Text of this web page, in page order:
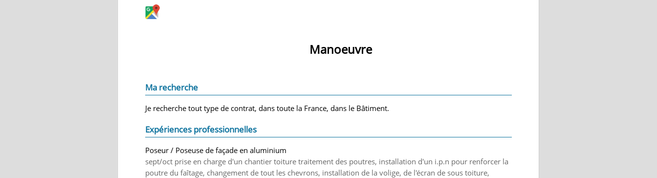
Manoeuvre
Ma recherche
Je recherche tout type de contrat, dans toute la France, dans le Bâtiment.
Expériences professionnelles
Poseur / Poseuse de façade en aluminium
sept/oct prise en charge d'un chantier toiture traitement des poutres, installation d'un i.p.n pour renforcer la
poutre du faîtage, changement de tout les chevrons, installation de la volige, de l'écran de sous toiture,